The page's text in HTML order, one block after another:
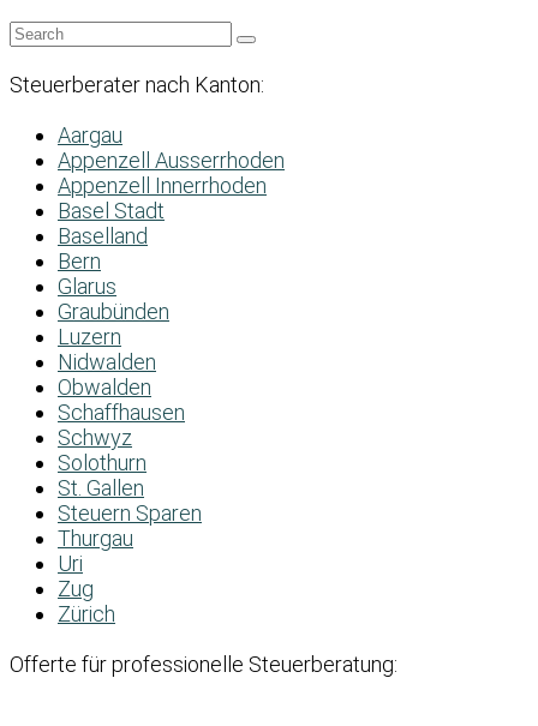
Steuerberater nach Kanton:
Aargau
Appenzell Ausserrhoden
Appenzell Innerrhoden
Basel Stadt
Baselland
Bern
Glarus
Graubünden
Luzern
Nidwalden
Obwalden
Schaffhausen
Schwyz
Solothurn
St. Gallen
Steuern Sparen
Thurgau
Uri
Zug
Zürich
Offerte für professionelle Steuerberatung: